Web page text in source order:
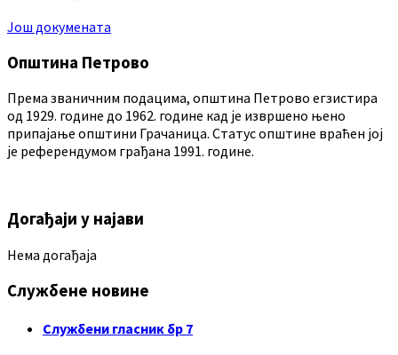
Још докумената
Општина Петрово
Према званичним подацима, општина Петрово егзистира
од 1929. године до 1962. године кад је извршено њено
припајање општини Грачаница. Статус општине враћен јој
је референдумом грађана 1991. године.
Догађаји у најави
Нема догађаја
Службене новине
Службени гласник бр 7